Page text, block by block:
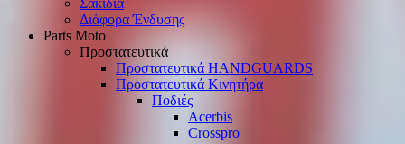
Σακίδια
Διάφορα Ένδυσης
Parts Moto
Προστατευτικά
Προστατευτικά HANDGUARDS
Προστατευτικά Κινητήρα
Ποδιές
Acerbis
Crosspro